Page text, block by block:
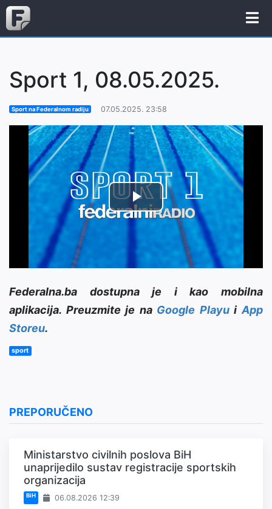
Sport 1, 08.05.2025.
Sport na Federalnom radiju 07.05.2025. 23:58
Play
Video
Federalna.ba dostupna je i kao mobilna
aplikacija. Preuzmite je na Google PlayuiApp
Storeu.
sport
PREPORUČENO
Ministarstvo civilnih poslova BiH
unaprijedilo sustav registracije sportskih
organizacija
BiH 06.08.2026 12:39